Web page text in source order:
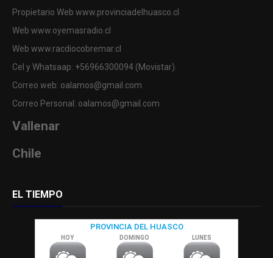
Propietario Web www.provinciadelhuasco.cl
Web www.oyemasradio.cl
Web www.racdiocobremar.cl
Cel y Whatsaap: +56966300094 (Movistar).
Correo web: oalamos@gmail.com
Correo Personal: oalamos@gmail.com
Vallenar
Chile
EL TIEMPO